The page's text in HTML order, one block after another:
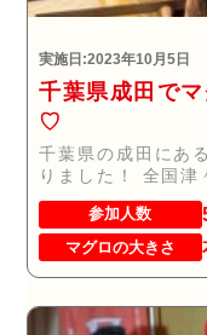
実施日:2023年10月5日
千葉県成田で
♡
千葉県の成田にあ
りました！ 全国津
ケ...
参加人数
マグロの大きさ